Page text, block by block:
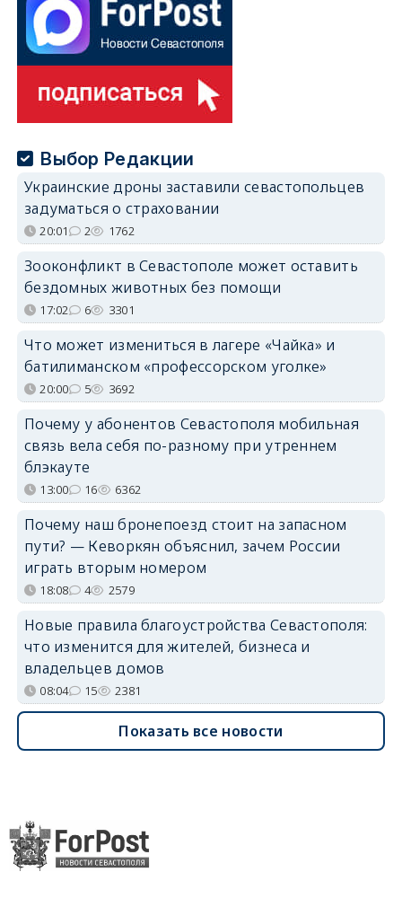
Выбор Редакции
Украинские дроны заставили севастопольцев
задуматься о страховании
20:01 2 1762
Зооконфликт в Севастополе может оставить
бездомных животных без помощи
17:02 6 3301
Что может измениться в лагере «Чайка» и
батилиманском «профессорском уголке»
20:00 5 3692
Почему у абонентов Севастополя мобильная
связь вела себя по-разному при утреннем
блэкауте
13:00 16 6362
Почему наш бронепоезд стоит на запасном
пути? — Кеворкян объяснил, зачем России
играть вторым номером
18:08 4 2579
Новые правила благоустройства Севастополя:
что изменится для жителей, бизнеса и
владельцев домов
08:04 15 2381
Показать все новости